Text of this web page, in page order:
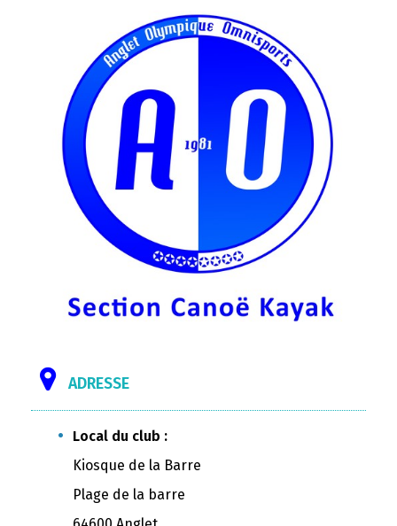
ADRESSE
Local du club :
Kiosque de la Barre
Plage de la barre